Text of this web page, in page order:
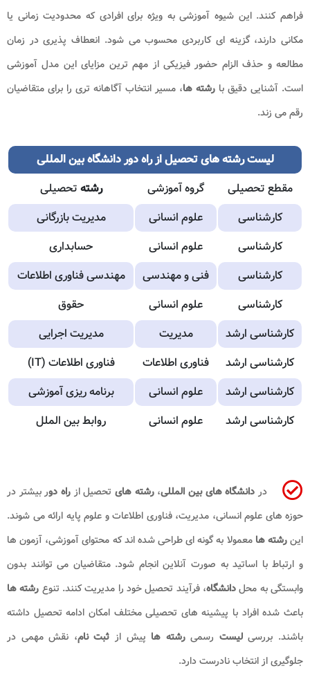
فراهم کنند. این شیوه آموزشی به ویژه برای افرادی که محدودیت زمانی یا
مکانی دارند، گزینه ای کاربردی محسوب می شود. انعطاف پذیری در زمان
مطالعه و حذف الزام حضور فیزیکی از مهم ترین مزایای این مدل آموزشی
است. آشنایی دقیق با رشته ها، مسیر انتخاب آگاهانه تری را برای متقاضیان
رقم می زند.
لیست رشته های تحصیل از راه دور دانشگاه بین المللی
مقطع تحصیلی
گروه آموزشی رشته تحصیلی
کارشناسی
علوم انسانی
مدیریت بازرگانی
کارشناسی
علوم انسانی
حسابداری
کارشناسی
فنی و مهندسی
مهندسی فناوری اطلاعات
کارشناسی
علوم انسانی
حقوق
کارشناسی ارشد
مدیریت
مدیریت اجرایی
کارشناسی ارشد
فناوری اطلاعات
فناوری اطلاعات (IT)
کارشناسی ارشد
علوم انسانی
برنامه ریزی آموزشی
کارشناسی ارشد
علوم انسانی روابط بین الملل
در دانشگاه های بین المللی،رشته هایتحصیل از راه دور بیشتر در
حوزه های علوم انسانی، مدیریت، فناوری اطلاعات و علوم پایه ارائه می شوند.
اینرشته هامعمولا به گونه ای طراحی شده اند که محتوای آموزشی، آزمون ها
و ارتباط با اساتید به صورت آنلاین انجام شود. متقاضیان می توانند بدون
وابستگی به محلدانشگاه، فرآیند تحصیل خود را مدیریت کنند. تنوع رشته ها
باعث شده افراد با پیشینه های تحصیلی مختلف امکان ادامه تحصیل داشته
باشند. بررسیلیست رسمیرشته ها پیش از ثبت نام، نقش مهمی در
جلوگیری از انتخاب نادرست دارد.